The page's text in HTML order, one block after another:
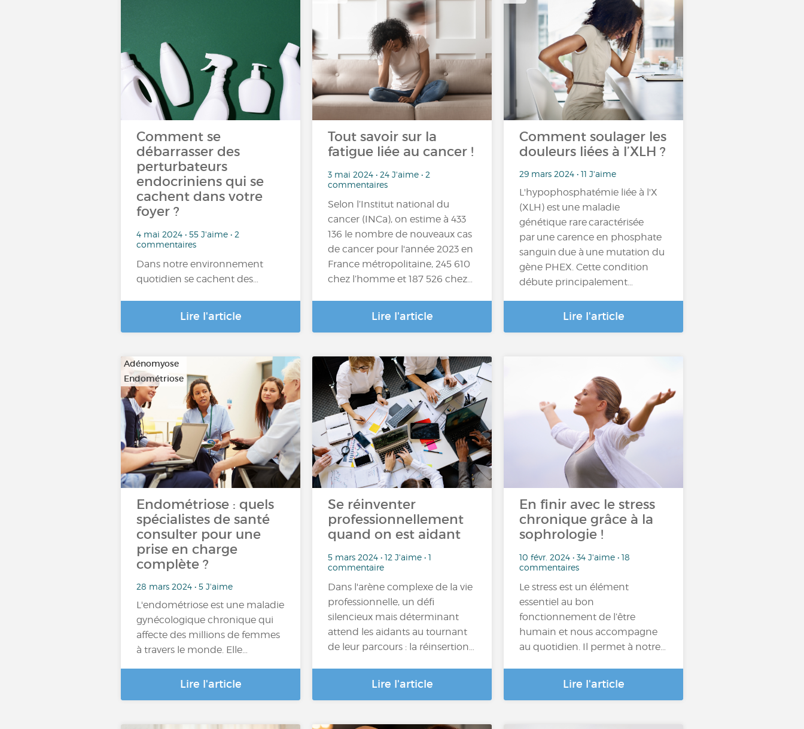
Comment se
débarrasser des
perturbateurs
endocriniens qui se
cachent dans votre
foyer ?
4 mai 2024 • 55 J'aime • 2
commentaires
Dans notre environnement
quotidien se cachent des…
Lire l'article
Tout savoir sur la
fatigue liée au cancer !
3 mai 2024 • 24 J'aime • 2
commentaires
Selon l’Institut national du
cancer (INCa), on estime à 433
136 le nombre de nouveaux cas
de cancer pour l'année 2023 en
France métropolitaine, 245 610
chez l’homme et 187 526 chez…
Lire l'article
Comment soulager les
douleurs liées à l’XLH ?
29 mars 2024 • 11 J'aime
L'hypophosphatémie liée à l'X
(XLH) est une maladie
génétique rare caractérisée
par une carence en phosphate
sanguin due à une mutation du
gène PHEX. Cette condition
débute principalement…
Lire l'article
Adénomyose
Endométriose
Endométriose : quels
spécialistes de santé
consulter pour une
prise en charge
complète ?
28 mars 2024 • 5 J'aime
L'endométriose est une maladie
gynécologique chronique qui
affecte des millions de femmes
à travers le monde. Elle…
Lire l'article
Se réinventer
professionnellement
quand on est aidant
5 mars 2024 • 12 J'aime • 1
commentaire
Dans l'arène complexe de la vie
professionnelle, un défi
silencieux mais déterminant
attend les aidants au tournant
de leur parcours : la réinsertion…
Lire l'article
En finir avec le stress
chronique grâce à la
sophrologie !
10 févr. 2024 • 34 J'aime • 18
commentaires
Le stress est un élément
essentiel au bon
fonctionnement de l’être
humain et nous accompagne
au quotidien. Il permet à notre…
Lire l'article